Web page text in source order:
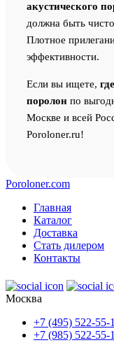
акустического
должна быть
Плотное
эффективности.
Если вы ищете,
поролон по
Москве и всей
Poroloner.ru!
Poroloner.com
Главная
Каталог
Доставка
Стать дилером
Контакты
Москва
+7 (495) 522-55-
+7 (985) 522-55-